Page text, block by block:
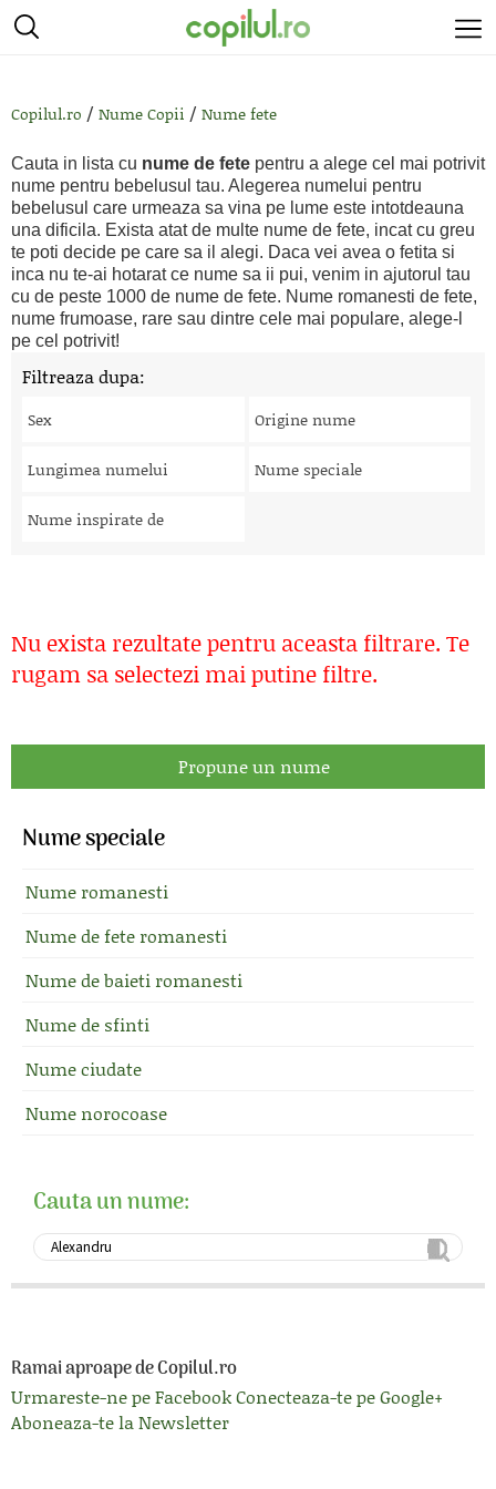
Copilul.ro / Nume Copii / Nume fete
Cauta in lista cu nume de fete pentru a alege cel mai potrivit
nume pentru bebelusul tau. Alegerea numelui pentru
bebelusul care urmeaza sa vina pe lume este intotdeauna
una dificila. Exista atat de multe nume de fete, incat cu greu
te poti decide pe care sa il alegi. Daca vei avea o fetita si
inca nu te-ai hotarat ce nume sa ii pui, venim in ajutorul tau
cu de peste 1000 de nume de fete. Nume romanesti de fete,
nume frumoase, rare sau dintre cele mai populare, alege-l
pe cel potrivit!
Filtreaza dupa:
Sex Origine nume
Lungimea numelui Nume speciale
Nume inspirate de
Nu exista rezultate pentru aceasta filtrare. Te
rugam sa selectezi mai putine filtre.
Propune un nume
Nume speciale
Nume romanesti
Nume de fete romanesti
Nume de baieti romanesti
Nume de sfinti
Nume ciudate
Nume norocoase
Cauta un nume:
Ramai aproape de Copilul.ro
Urmareste-ne pe FacebookConecteaza-te pe Google+
Aboneaza-te la Newsletter